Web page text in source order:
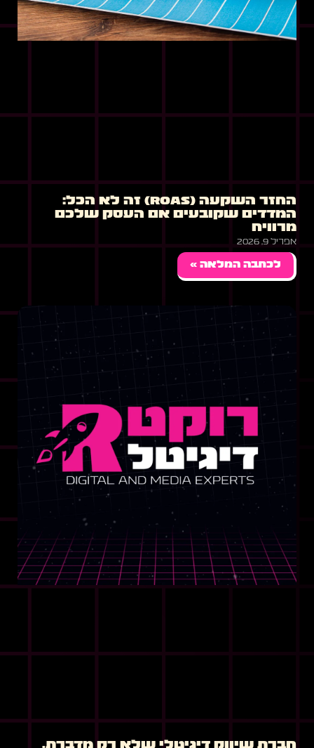
החזר השקעה (ROAS) זה לא הכל:
המדדים שקובעים אם העסק שלכם
מרוויח
אפריל 9, 2026
לכתבה המלאה »
חברת שיווק דיגיטלי שלא רק מדברת,